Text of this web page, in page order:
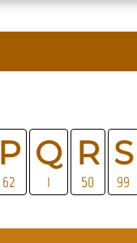
P
62
Q
1
R
50
S
99